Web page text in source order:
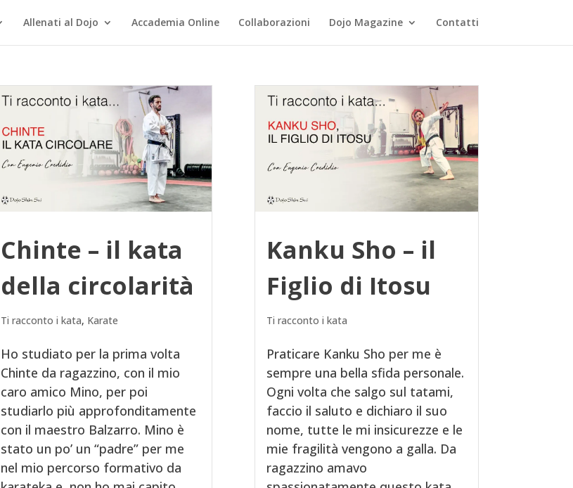
Allenati al Dojo Accademia Online Collaborazioni Dojo Magazine Contatti
Chinte – il kata
della circolarità
Ti racconto i kata, Karate
Ho studiato per la prima volta
Chinte da ragazzino, con il mio
caro amico Mino, per poi
studiarlo più approfonditamente
con il maestro Balzarro. Mino è
stato un po’ un “padre” per me
nel mio percorso formativo da
Kanku Sho – il
Figlio di Itosu
Ti racconto i kata
Praticare Kanku Sho per me è
sempre una bella sfida personale.
Ogni volta che salgo sul tatami,
faccio il saluto e dichiaro il suo
nome, tutte le mi insicurezze e le
mie fragilità vengono a galla. Da
ragazzino amavo